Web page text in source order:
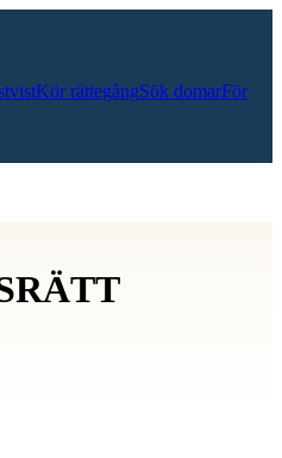
Kör rättegångSök domarFör